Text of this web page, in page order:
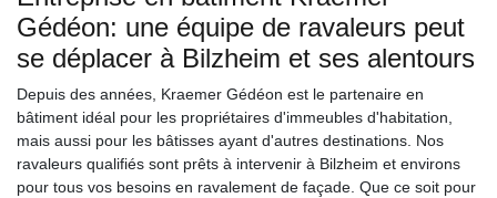
Gédéon: une équipe de ravaleurs peut
se déplacer à Bilzheim et ses alentours
Depuis des années, Kraemer Gédéon est le partenaire en
bâtiment idéal pour les propriétaires d'immeubles d'habitation,
mais aussi pour les bâtisses ayant d'autres destinations. Nos
ravaleurs qualifiés sont prêts à intervenir à Bilzheim et environs
pour tous vos besoins en ravalement de façade. Que ce soit pour